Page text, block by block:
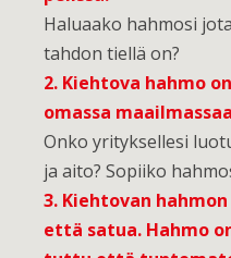
Haluaako hahmosi
tahdon tiellä on?
2. Kiehtova hahmo
omassa
Onko yrityksellesi
ja aito? Sopiiko
3. Kiehtovan
että satua. Hahmo